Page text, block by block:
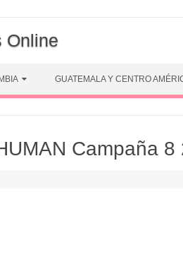
Online
GUATEMALA Y CENTRO
Campaña